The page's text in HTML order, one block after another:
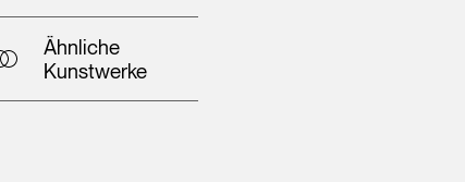
Ähnliche
Kunstwerke